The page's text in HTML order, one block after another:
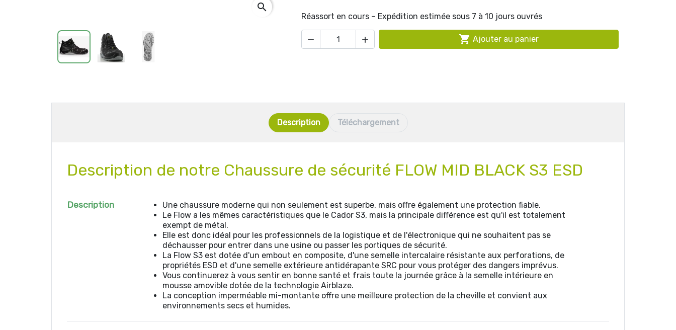
search
Réassort en cours – Expédition estimée sous 7 à 10 jours ouvrés
   Ajouter au panier
Description Téléchargement
Description de notre Chaussure de sécurité FLOW MID BLACK S3 ESD
Description
Une chaussure moderne qui non seulement est superbe, mais offre également une protection fiable.
Le Flow a les mêmes caractéristiques que le Cador S3, mais la principale différence est qu'il est totalement
exempt de métal.
Elle est donc idéal pour les professionnels de la logistique et de l'électronique qui ne souhaitent pas se
déchausser pour entrer dans une usine ou passer les portiques de sécurité.
La Flow S3 est dotée d'un embout en composite, d'une semelle intercalaire résistante aux perforations, de
propriétés ESD et d'une semelle extérieure antidérapante SRC pour vous protéger des dangers imprévus.
Vous continuerez à vous sentir en bonne santé et frais toute la journée grâce à la semelle intérieure en
mousse amovible dotée de la technologie Airblaze.
La conception imperméable mi-montante offre une meilleure protection de la cheville et convient aux
environnements secs et humides.